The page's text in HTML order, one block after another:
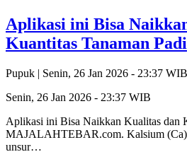
Aplikasi ini Bisa
Kuantitas Tanaman Padi
Pupuk | Senin, 26 Jan 2026 - 23:37 WIB
Senin, 26 Jan 2026 - 23:37 WIB
Aplikasi ini Bisa Naikkan Kualitas dan
MAJALAHTEBAR.com. Kalsium (Ca)
unsur…